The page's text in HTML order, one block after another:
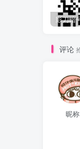
影刀暗
评论
昵称